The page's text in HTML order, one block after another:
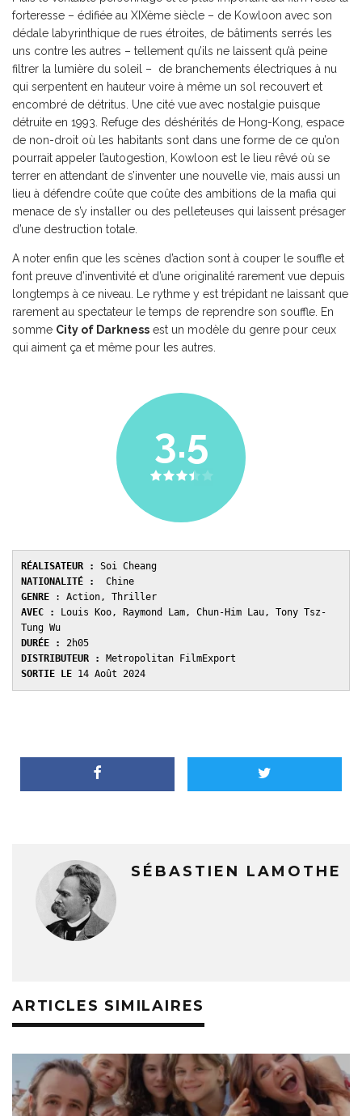
forteresse – édifiée au XIXème siècle – de Kowloon avec son
dédale labyrinthique de rues étroites, de bâtiments serrés les
uns contre les autres – tellement qu’ils ne laissent qu’à peine
filtrer la lumière du soleil – de branchements électriques à nu
qui serpentent en hauteur voire à même un sol recouvert et
encombré de détritus. Une cité vue avec nostalgie puisque
détruite en 1993. Refuge des déshérités de Hong-Kong, espace
de non-droit où les habitants sont dans une forme de ce qu’on
pourrait appeler l’autogestion, Kowloon est le lieu rêvé où se
terrer en attendant de s’inventer une nouvelle vie, mais aussi un
lieu à défendre coûte que coûte des ambitions de la mafia qui
menace de s’y installer ou des pelleteuses qui laissent présager
d’une destruction totale.
A noter enfin que les scènes d’action sont à couper le souffle et
font preuve d’inventivité et d’une originalité rarement vue depuis
longtemps à ce niveau. Le rythme y est trépidant ne laissant que
rarement au spectateur le temps de reprendre son souffle. En
somme City of Darkness est un modèle du genre pour ceux
qui aiment ça et même pour les autres.
3.5
RÉALISATEUR :
NATIONALITÉ :
GENRE
AVEC :
Louis Koo, Raymond Lam, Chun-Him Lau, Tony Tsz-
DURÉE :
DISTRIBUTEUR :
SORTIE LE 14 Août 2024
SÉBASTIEN LAMOTHE
ARTICLES SIMILAIRES